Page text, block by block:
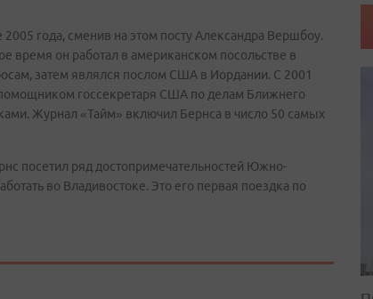
года, сменив на этом посту Александра Вершбоу.
время он работал в американском посольстве в
затем являлся послом США в Иордании. С 2001
госсекретаря США по делам Ближнего
Журнал «Тайм» включил Бернса в число 50 самых
посетил ряд достопримечательностей Южно-
во Владивостоке. Это его первая поездка по